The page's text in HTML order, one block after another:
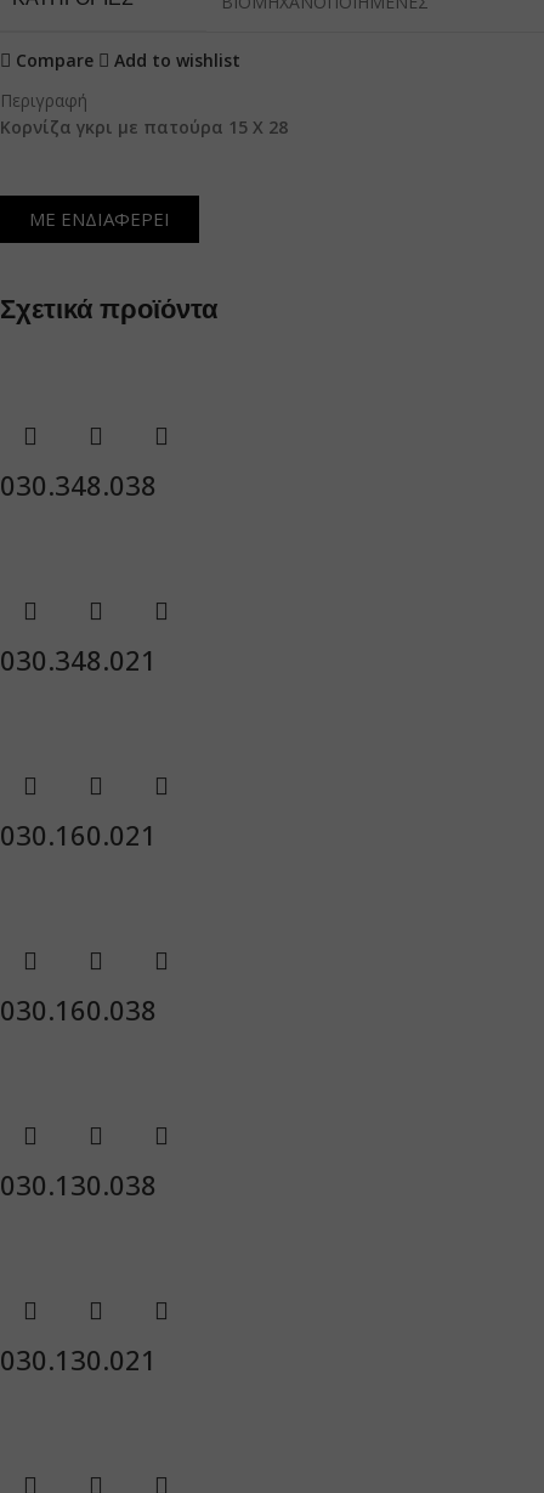
Compare
Add to wishlist
Περιγραφή
Κορνίζα γκρι με πατούρα 15 Χ 28
ΜΕ ΕΝΔΙΑΦΕΡΕΙ
Σχετικά προϊόντα
030.348.038
030.348.021
030.160.021
030.160.038
030.130.038
030.130.021